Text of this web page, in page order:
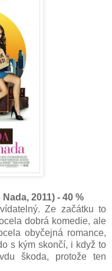
2011) - 40 %
Ze začátku to
dobrá komedie, ale
obyčejná romance,
s kým skončí, i když to
škoda, protože ten